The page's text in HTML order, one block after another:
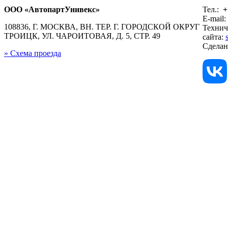
ООО «АвтопартУнивекс»
108836, Г. МОСКВА, ВН. ТЕР. Г. ГОРОДСКОЙ ОКРУГ
ТРОИЦК, УЛ. ЧАРОИТОВАЯ, Д. 5, СТР. 49
» Схема проезда
Тел.:
E-mail:
сайта: